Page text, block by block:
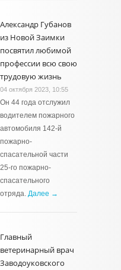
Александр Губанов
из Новой Заимки
посвятил любимой
профессии всю свою
трудовую жизнь
04 октября 2023, 10:55
Он 44 года отслужил
водителем пожарного
автомобиля 142-й
пожарно-
спасательной части
25-го пожарно-
спасательного
отряда. Далее →
Главный
ветеринарный врач
Заводоуковского